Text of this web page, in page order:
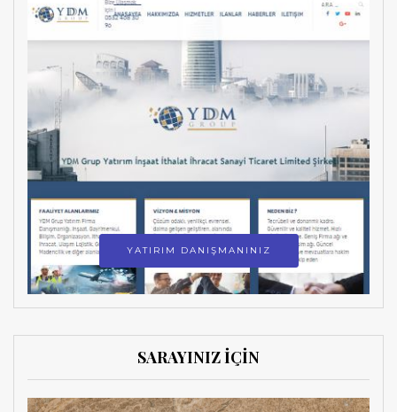
YATIRIM DANIŞMANINIZ
SARAYINIZ İÇİN